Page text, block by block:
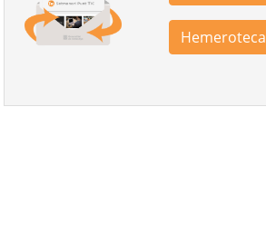
Hemeroteca